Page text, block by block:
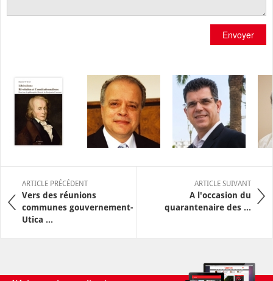
Envoyer
ARTICLE PRÉCÉDENT
Vers des réunions
communes gouvernement-
Utica ...
ARTICLE SUIVANT
A l'occasion du
quarantenaire des ...